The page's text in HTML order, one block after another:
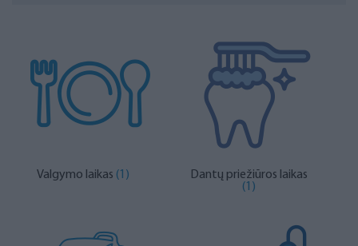
Valgymo laikas (1)
Dantų priežiūros laikas
(1)